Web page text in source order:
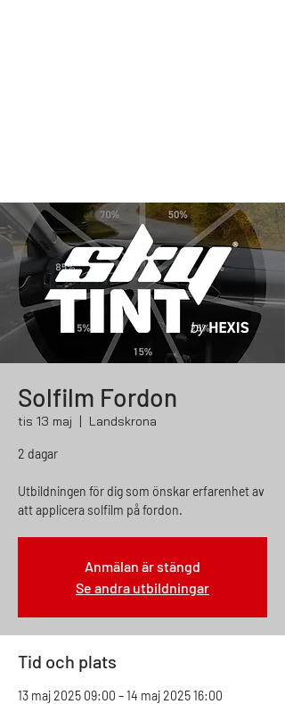
Solfilm Fordon
tis 13 maj
  |
Landskrona
2 dagar
Utbildningen för dig som önskar erfarenhet av
att applicera solfilm på fordon.
Anmälan är stängd
Se andra utbildningar
Tid och plats
13 maj 2025 09:00 – 14 maj 2025 16:00